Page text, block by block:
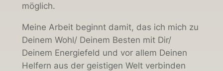
möglich.
Meine Arbeit beginnt damit, das ich mich zu
Deinem Wohl/ Deinem Besten mit Dir/
Deinem Energiefeld und vor allem Deinen
Helfern aus der geistigen Welt verbinden